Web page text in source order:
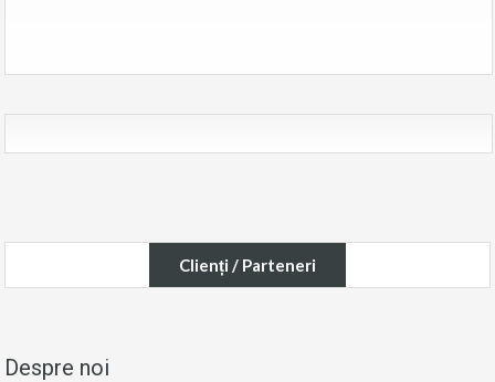
Clienți / Parteneri
Despre noi